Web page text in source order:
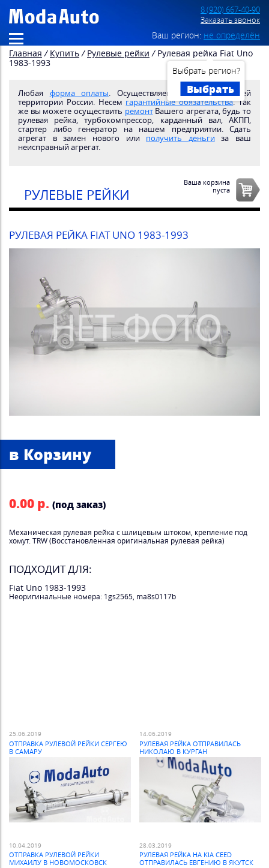
8 (920) 667-40-90
Заказать звонок
Ваш регион: не определён
Выбрать регион?
Выбрать
Главная / Купить / Рулевые рейки / Рулевая рейка Fiat Uno
1983-1993
Любая форма оплаты. Осуществляем доставкупо всей
территории России. Несем гарантийные обязательства. Так
же вы можете осуществить ремонтВашего агрегата, будь то
рулевая рейка, турбокомпрессор, карданный вал, АКПП,
стартер либо генератор на нашем предприятии. Сдать
агрегат в замен нового или получить деньгиза ваш
неисправный агрегат.
РУЛЕВЫЕ РЕЙКИ
Ваша корзина
пуста
РУЛЕВАЯ РЕЙКА FIAT UNO 1983-1993
0.00 р. (под заказ)
Механическая рулевая рейка с шлицевым штоком, крепление под
хомут. TRW (Восстановленная оригинальная рулевая рейка)
ПОДХОДИТ ДЛЯ:
Fiat Uno 1983-1993
Неоригинальные номера: 1gs2565, ma8s0117b
25.06.2019
ОТПРАВКА РУЛЕВОЙ РЕЙКИ СЕРГЕЮ
В САМАРУ
14.06.2019
РУЛЕВАЯ РЕЙКА ОТПРАВИЛАСЬ
НИКОЛАЮ В КУРГАН
10.04.2019
ОТПРАВКА РУЛЕВОЙ РЕЙКИ
МИХАИЛУ В НОВОМОСКОВСК
28.03.2019
РУЛЕВАЯ РЕЙКА НА KIA CEED
ОТПРАВИЛАСЬ ЕВГЕНИЮ В ЯКУТСК